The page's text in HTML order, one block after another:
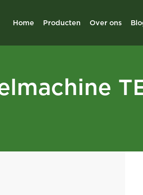
Home Producten Over ons